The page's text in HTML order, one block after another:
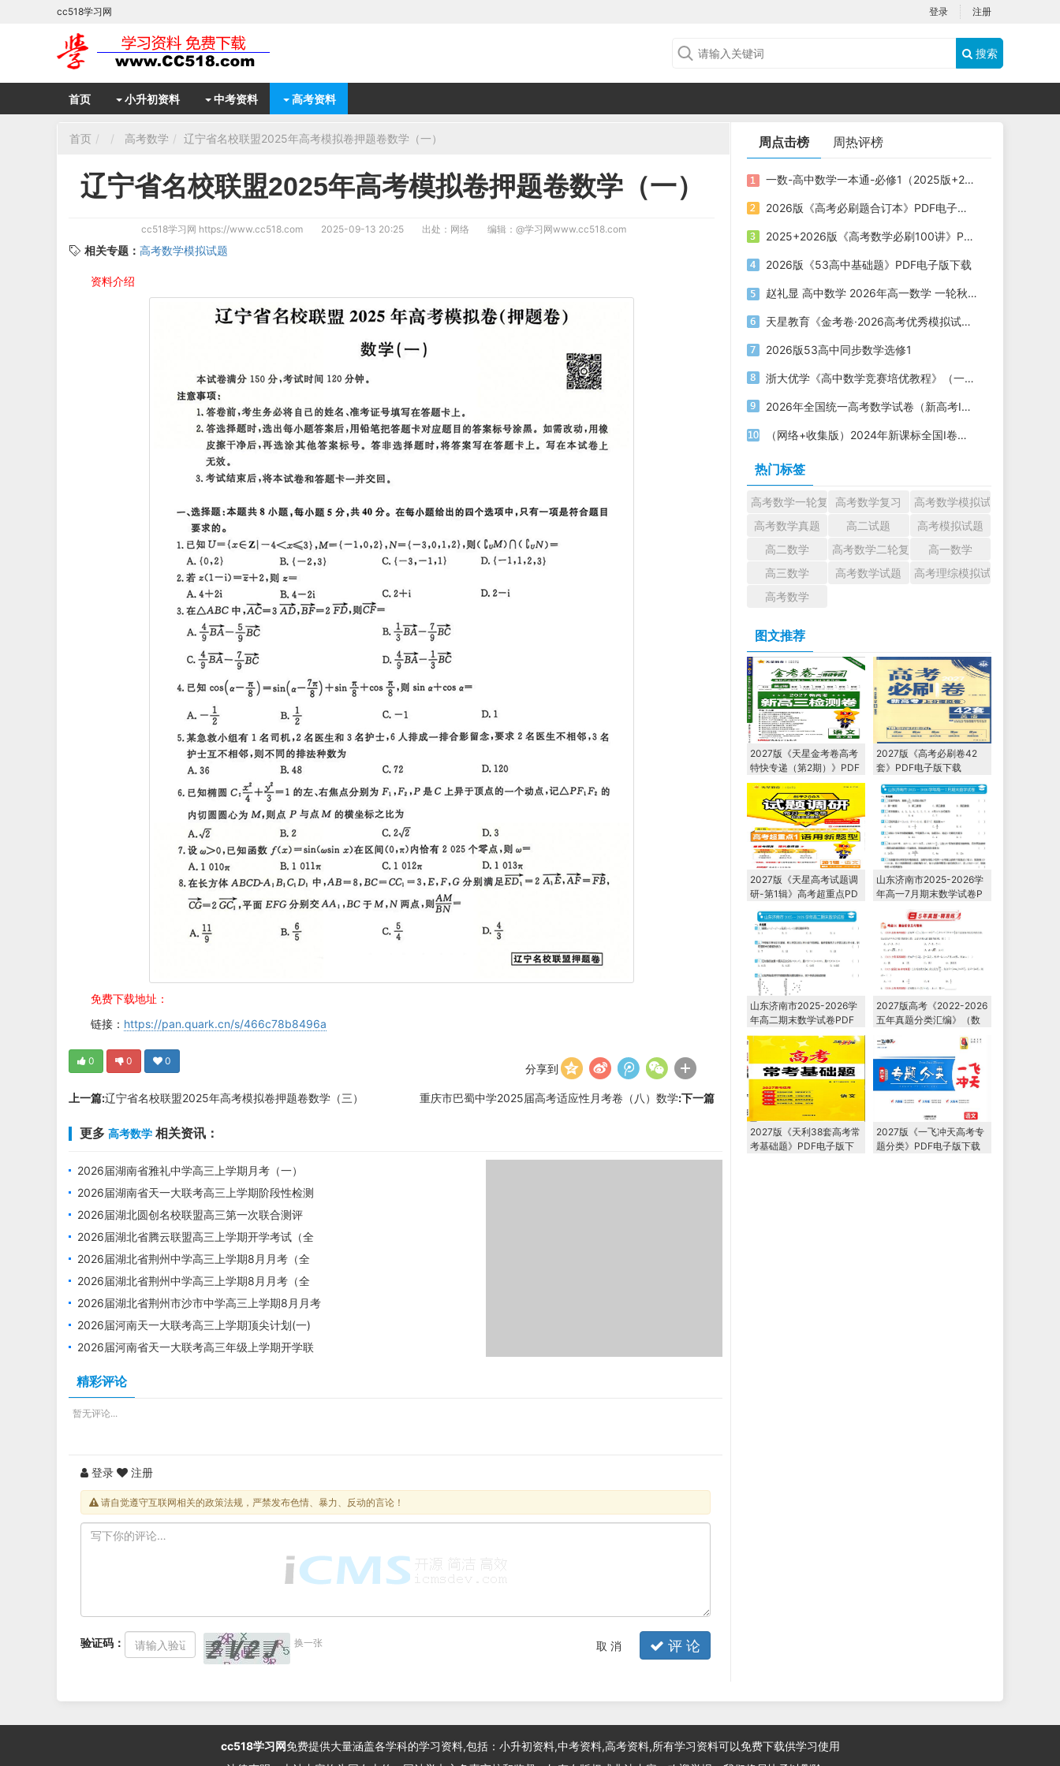
cc518学习网 登录 注册
搜索
首页 小升初资料 中考资料 高考资料
首页 高考数学 辽宁省名校联盟2025年高考模拟卷押题卷数学（一）
辽宁省名校联盟2025年高考模拟卷押题卷数学（一）
cc518学习网 https://www.cc518.com 2025-09-13 20:25 出处：网络 编辑： @学习网www.cc518.com
相关专题： 高考数学模拟试题
资料介绍
免费下载地址：
链接： https://pan.quark.cn/s/466c78b8496a
分享到
0 0 0
上一篇:辽宁省名校联盟2025年高考模拟卷押题卷数学（三） 重庆市巴蜀中学2025届高考适应性月考卷（八）数学:下一篇
更多 高考数学 相关资讯：
2026届湖南省雅礼中学高三上学期月考（一）
（全科）
2026届湖南省天一大联考高三上学期阶段性检测
（一）（全科）
2026届湖北圆创名校联盟高三第一次联合测评
（全科）
2026届湖北省腾云联盟高三上学期开学考试（全
科）
2026届湖北省荆州中学高三上学期8月月考（全
科）1
2026届湖北省荆州中学高三上学期8月月考（全
科）
2026届湖北省荆州市沙市中学高三上学期8月月考
2026届河南天一大联考高三上学期顶尖计划(一)
2026届河南省天一大联考高三年级上学期开学联
精彩评论
暂无评论...
登录 注册
请自觉遵守互联网相关的政策法规，严禁发布色情、暴力、反动的言论！
验证码： 换一张 评 论
取 消
周点击榜 周热评榜
一数-高中数学一本通-必修1（2025版+2026版）PDF下载
2026版《高考必刷题合订本》PDF电子版下载
2025+2026版《高考数学必刷100讲》PDF电子版下载
2026版《53高中基础题》PDF电子版下载
赵礼显 高中数学 2026年高一数学 一轮秋季班
天星教育《金考卷·2026高考优秀模拟试卷汇编45套 (全国版) 》
2026版53高中同步数学选修1
浙大优学《高中数学竞赛培优教程》（一试+二试）电子版下载打印
2026年全国统一高考数学试卷（新高考Ⅰ卷）PDF电子版下载
（网络+收集版）2024年新课标全国Ⅰ卷数学高考真题文档版（含答案）
热门标签
高考数学一轮复习高考数学复习
高考数学模拟试题
高考数学真题
高二试题
高考模拟试题
高二数学
高考数学二轮复习
高一数学
高三数学
高考数学试题
高考理综模拟试题
高考数学
图文推荐
2027版《天星金考卷高考
特快专递（第2期）》PDF
电子版下载
2027版《高考必刷卷42
套》PDF电子版下载
2027版《天星高考试题调
研-第1辑》高考超重点PD
F电子版下载
山东济南市2025-2026学
年高一7月期末数学试卷P
DF电子版下载
山东济南市2025-2026学
年高二期末数学试卷PDF
电子版下载
2027版高考《2022-2026
五年真题分类汇编》（数
学）PDF电子版下载
2027版《天利38套高考常
考基础题》PDF电子版下
2027版《一飞冲天高考专
题分类》PDF电子版下载
cc518学习网免费提供大量涵盖各学科的学习资料,包括：小升初资料,中考资料,高考资料,所有学习资料可以免费下载供学习使用